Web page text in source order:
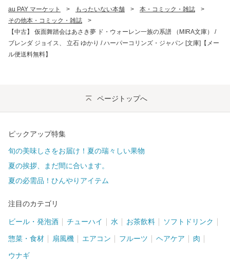
au PAY マーケット > もったいない本舗 > 本・コミック・雑誌
>
その他本・コミック・雑誌
>
【中古】 仮面舞踏会はあさき夢 ド・ウォーレン一族の系譜 （MIRA文庫） /
ブレンダ ジョイス、 立石 ゆかり / ハーパーコリンズ・ジャパン [文庫]【メー
ル便送料無料】
ページトップへ
ピックアップ特集
旬の美味しさをお届け！夏の瑞々しい果物
夏の挨拶、まだ間に合います。
夏の必需品！ひんやりアイテム
注目のカテゴリ
ビール・発泡酒 チューハイ 水 お茶飲料 ソフトドリンク
惣菜・食材 扇風機 エアコン フルーツ ヘアケア 肉
ウナギ